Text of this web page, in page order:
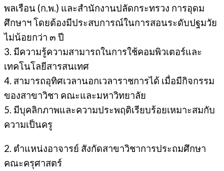
พลเรือน (ก.พ.) และสํานักงานปลัดกระทรวง การอุดม
ศึกษาฯ โดยต้องมีประสบการณ์ในการสอนระดับปฐมวัย
ไม่น้อยกว่า ๓ ปี
3. มีความรู้ความสามารถในการใช้คอมพิวเตอร์และ
เทคโนโลยีสารสนเทศ
4. สามารถอุทิศเวลานอกเวลาราชการได้ เมื่อมีกิจกรรม
ของสาขาวิชา คณะและมหาวิทยาลัย
5. มีบุคลิกภาพและความประพฤติเรียบร้อยเหมาะสมกับ
ความเป็นครู
2. ตําแหน่งอาจารย์ สังกัดสาขาวิชาการประถมศึกษา
คณะครุศาสตร์